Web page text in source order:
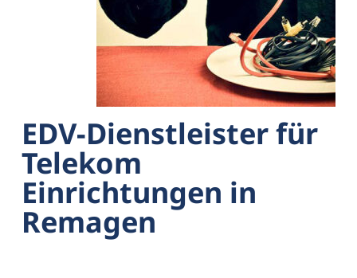
EDV-Dienstleister für
Telekom
Einrichtungen in
Remagen